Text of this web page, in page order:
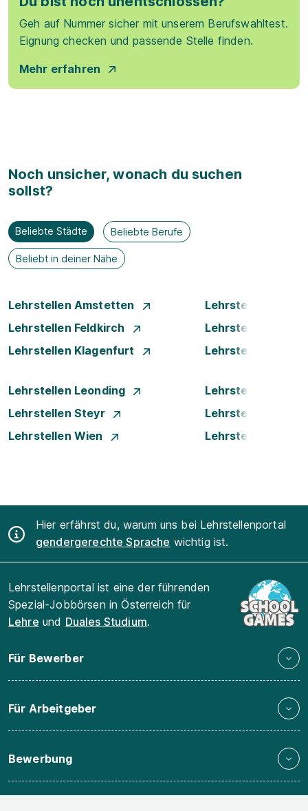
Geh auf Nummer sicher mit unserem Berufswahltest.
Eignung checken und passende Stelle finden.
Mehr erfahren
Noch unsicher, wonach du suchen
sollst?
Beliebte Städte Beliebte Berufe
Beliebt in deiner Nähe
Lehrstellen Amstetten
Lehrstellen
Lehrstellen Feldkirch
Lehrstellen Graz
Lehrstellen Klagenfurt
Lehrstellen
Lehrstellen Leonding
Lehrstellen Linz
Lehrstellen Steyr
Lehrstellen Traun
Lehrstellen Wien
Lehrstellen
Hier erfährst du, warum uns bei Lehrstellenportal
gendergerechte Sprache wichtig ist.
Lehrstellenportal ist eine der führenden
Spezial-Jobbörsen in Österreich für
Lehre und Duales Studium.
Für Bewerber
Für Arbeitgeber
Bewerbung